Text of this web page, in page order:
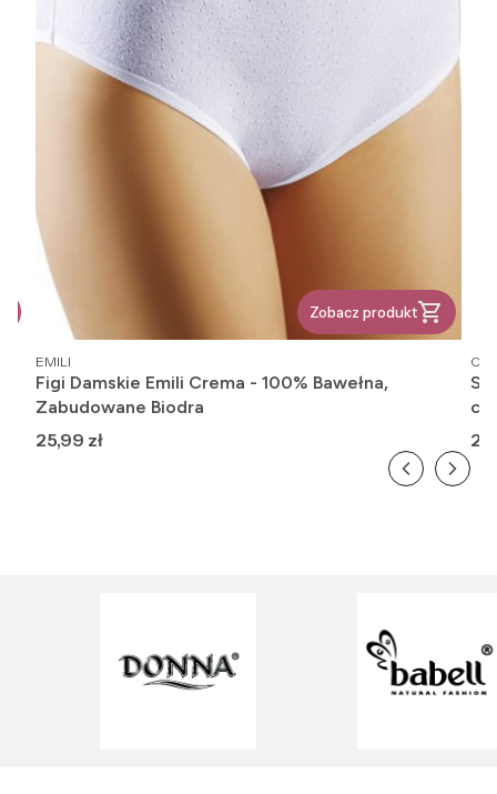
Zobacz produkt
PRODUCENT
EMILI
Figi Damskie Emili Crema - 100% Bawełna,
Zabudowane Biodra
Cena
25,99 zł